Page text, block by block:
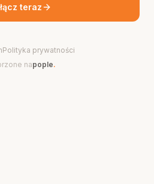
teraz
Polityka prywatności
napople.